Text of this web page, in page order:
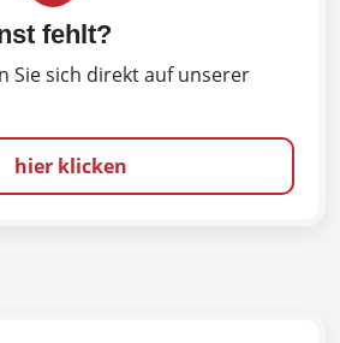
fehlt?
Sie sich direkt auf unserer
hier klicken